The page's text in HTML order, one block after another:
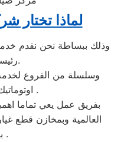
لماذا تختار
رئيسي بالرحاب.
وسلسلة من الفروع
اوتوماتيك وتحميل امامي .
بفريق عمل يعي تماما
العالمية وبمخازن قطع
بالمقدمة .